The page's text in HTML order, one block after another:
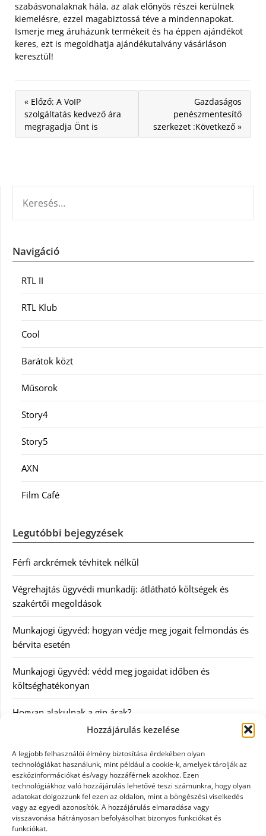
Hozzájárulás kezelése
A legjobb felhasználói élmény biztosítása érdekében olyan
technológiákat használunk, mint például a cookie-k, amelyek tárolják az
eszközinformációkat és/vagy hozzáférnek azokhoz. Ezen
technológiákhoz való hozzájárulás lehetővé teszi számunkra, hogy olyan
adatokat dolgozzunk fel ezen az oldalon, mint a böngészési viselkedés
vagy az egyedi azonosítók. A hozzájárulás elmaradása vagy
visszavonása hátrányosan befolyásolhat bizonyos funkciókat és
funkciókat.
szabásvonalaknak hála, az alak előnyös részei kerülnek
kiemelésre, ezzel magabiztossá téve a mindennapokat.
Ismerje meg áruházunk termékeit és ha éppen ajándékot
keres, ezt is megoldhatja ajándékutalvány vásárláson
keresztül!
« Előző: A VoIP
szolgáltatás kedvező ára
megragadja Önt is
Gazdaságos
penészmentesítő
szerkezet :Következő »
Navigáció
RTL II
RTL Klub
Cool
Barátok közt
Műsorok
Story4
Story5
AXN
Film Café
Legutóbbi bejegyzések
Férfi arckrémek tévhitek nélkül
Végrehajtás ügyvédi munkadíj: átlátható költségek és
szakértői megoldások
Munkajogi ügyvéd: hogyan védje meg jogait felmondás és
bérvita esetén
Munkajogi ügyvéd: védd meg jogaidat időben és
költséghatékonyan
Hogyan alakulnak a gin árak?
Kategóriák
Egészség
Hírek
Internet